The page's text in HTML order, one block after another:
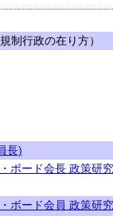
制行政の在り方）
長)
ボード会長 政策研
ボード会員 政策研